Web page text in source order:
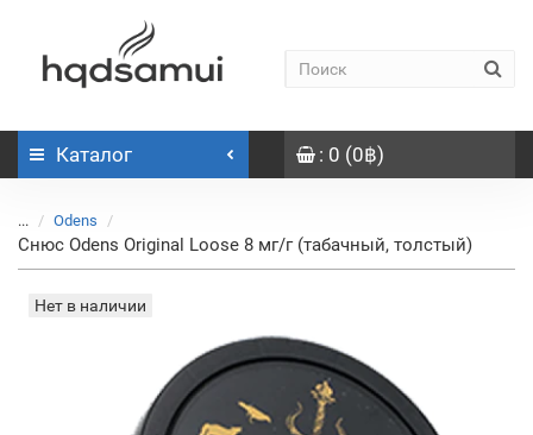
Каталог : 0 (0฿)
... Odens
Снюс Odens Original Loose 8 мг/г (табачный, толстый)
Нет в наличии